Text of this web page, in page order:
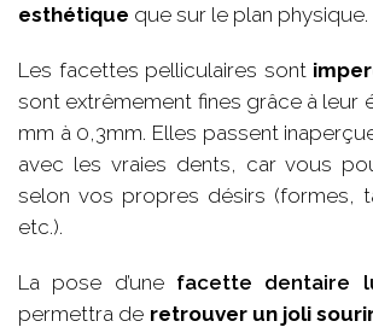
esthétique que sur le plan physique.
Les facettes pelliculaires sont
sont extrêmement fines grâce à leur
mm à 0,3mm. Elles passent
avec les vraies dents, car vous
selon vos propres désirs (formes,
etc.).
La pose d’une facette dentaire
permettra de retrouver un joli